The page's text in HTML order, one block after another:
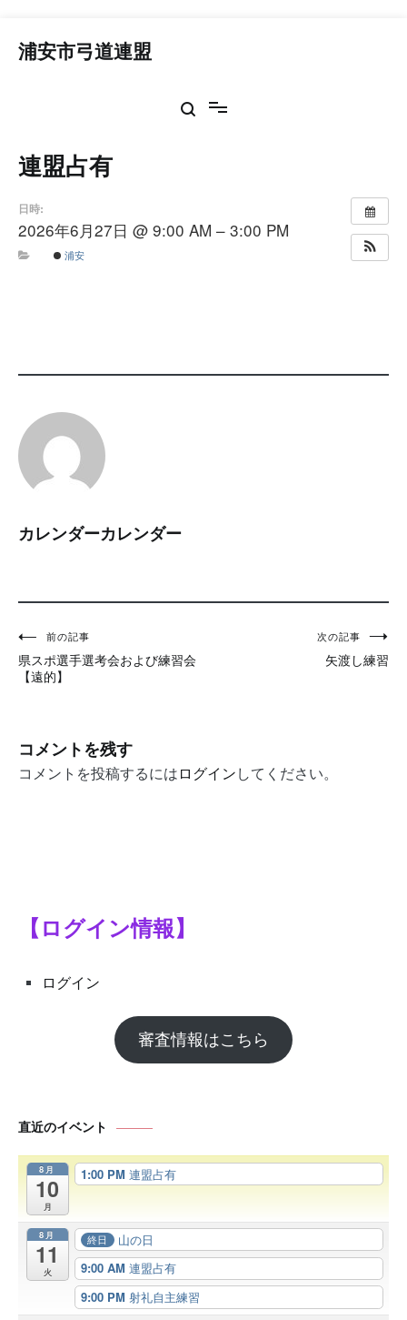
浦安市弓道連盟
連盟占有
日時:
2026年6月27日 @ 9:00 AM – 3:00 PM
浦安
カレンダーカレンダー
投
稿
ビ
ゲ
前の記事
県スポ選手選考会および練習会
【遠的】
次の記事
矢渡し練習
コメントを残す
コメントを投稿するには ログイン してください。
【ログイン情報】
ログイン
審査情報はこちら
直近のイベント
8月
10
月
1:00 PM 連盟占有
8月
11
火
終日
山の日
9:00 AM 連盟占有
9:00 PM 射礼自主練習